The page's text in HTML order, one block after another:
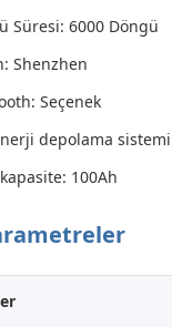
Süresi: 6000 Döngü
Shenzhen
Seçenek
depolama sistemi
100Ah